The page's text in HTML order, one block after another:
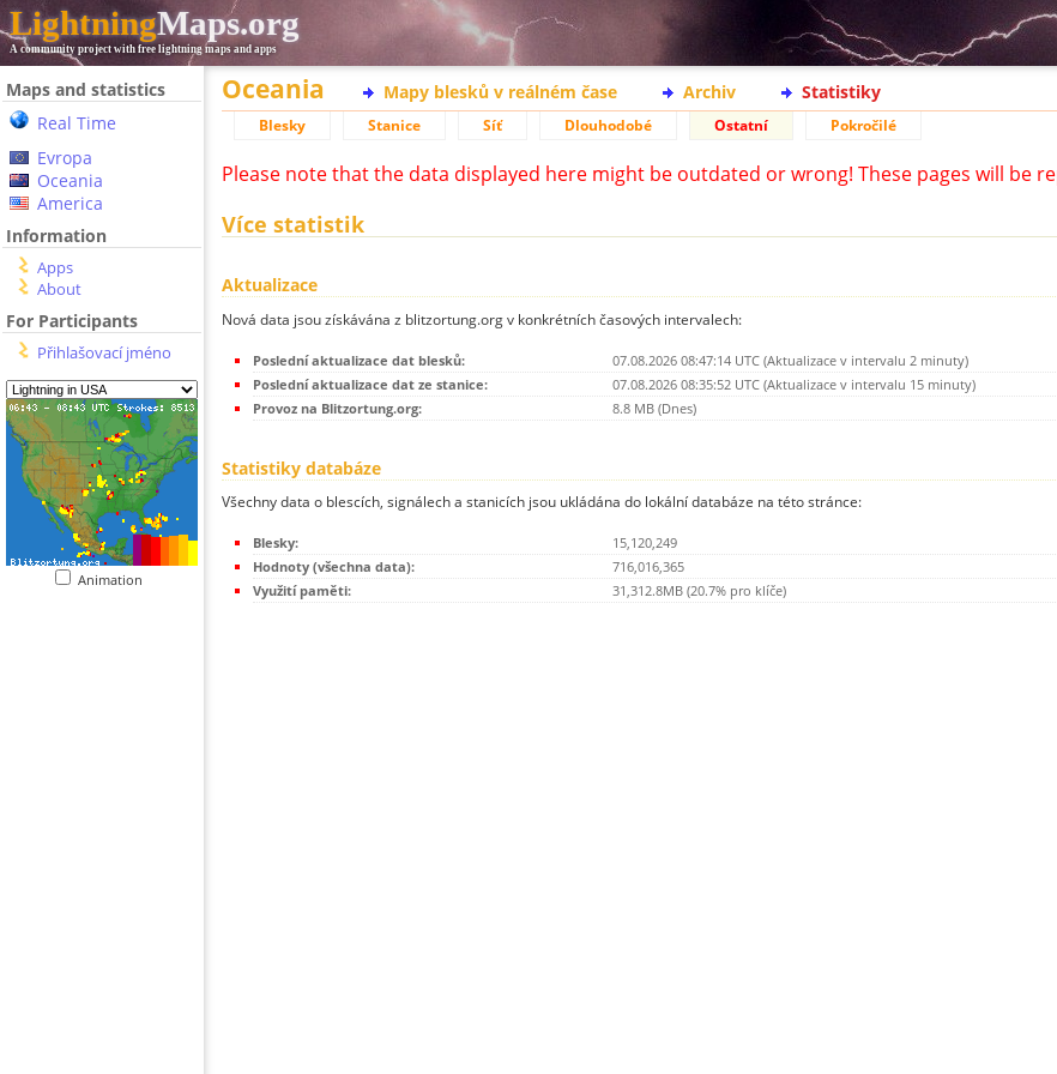
LightningMaps.org
A community project with free lightning maps and apps
Maps and statistics
Real Time
Evropa
Oceania
America
Information
Apps
About
For Participants
Přihlašovací jméno
Animation
Oceania Mapy blesků v reálném čase Archiv Statistiky
Blesky Stanice Síť Dlouhodobé Ostatní Pokročilé
Please note that the data displayed here might be outdated or wrong! These pages will be
Více statistik
Aktualizace
Nová data jsou získávána z blitzortung.org v konkrétních časových intervalech:
Poslední aktualizace dat blesků:
07.08.2026 08:47:14 UTC (Aktualizace v intervalu 2 minuty)
Poslední aktualizace dat ze stanice:
07.08.2026 08:35:52 UTC (Aktualizace v intervalu 15 minuty)
Provoz na Blitzortung.org:
8.8 MB (Dnes)
Statistiky databáze
Všechny data o blescích, signálech a stanicích jsou ukládána do lokální databáze na této stránce:
Blesky:
15,120,249
Hodnoty (všechna data):
716,016,365
Využití paměti:
31,312.8MB (20.7% pro klíče)